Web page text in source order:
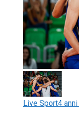
Live Sport4